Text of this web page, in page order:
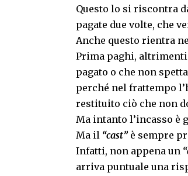
Questo lo si riscontra
pagate due volte, che
Anche questo rientra
Prima paghi,
pagato o che non
perché nel frattempo
restituito ciò che non
Ma intanto l’incasso è
Ma il “cast” è sempre
Infatti, non appena un
arriva puntuale una